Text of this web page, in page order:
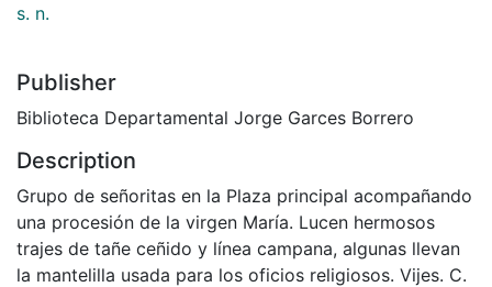
s. n.
Publisher
Biblioteca Departamental Jorge Garces Borrero
Description
Grupo de señoritas en la Plaza principal acompañando
una procesión de la virgen María. Lucen hermosos
trajes de tañe ceñido y línea campana, algunas llevan
la mantelilla usada para los oficios religiosos. Vijes. C.